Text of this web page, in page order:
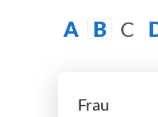
A B C
Frau